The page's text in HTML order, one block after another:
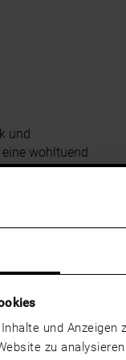
und Anzeigen
zu
und
wohltuend
Echtholz Furniere | Eiche